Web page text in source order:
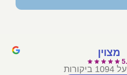
מצוין